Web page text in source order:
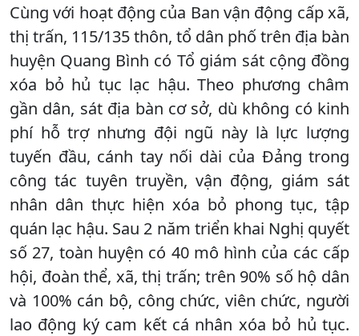
Cùng với hoạt động của Ban vận động cấp xã,
thị trấn, 115/135 thôn, tổ dân phố trên địa bàn
huyện Quang Bình có Tổ giám sát cộng đồng
xóa bỏ hủ tục lạc hậu. Theo phương châm
gần dân, sát địa bàn cơ sở, dù không có kinh
phí hỗ trợ nhưng đội ngũ này là lực lượng
tuyến đầu, cánh tay nối dài của Đảng trong
công tác tuyên truyền, vận động, giám sát
nhân dân thực hiện xóa bỏ phong tục, tập
quán lạc hậu. Sau 2 năm triển khai Nghị quyết
số 27, toàn huyện có 40 mô hình của các cấp
hội, đoàn thể, xã, thị trấn; trên 90% số hộ dân
và 100% cán bộ, công chức, viên chức, người
lao động ký cam kết cá nhân xóa bỏ hủ tục.